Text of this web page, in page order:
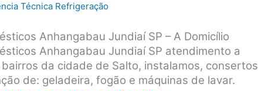
Técnica Refrigeração
Anhangabau Jundiaí SP – A Domicílio
Anhangabau Jundiaí SP atendimento a
da cidade de Salto, instalamos, consertos
de: geladeira, fogão e máquinas de lavar.